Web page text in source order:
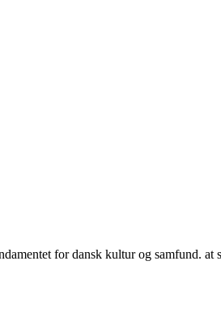
for dansk kultur og samfund.